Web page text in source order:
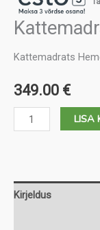
Kattemadrats
349.00 €
Kattemadrats
Hemera
LISA
Kirjeldus